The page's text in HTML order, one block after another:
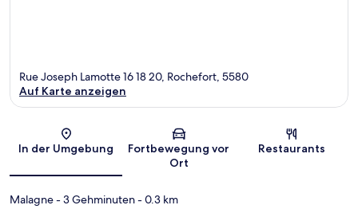
Karte
Rue Joseph Lamotte 16 18 20, Rochefort, 5580
Auf Karte anzeigen
In der Umgebung
Fortbewegung vor
Ort
Restaurants
Malagne- 3 Gehminuten- 0.3 km